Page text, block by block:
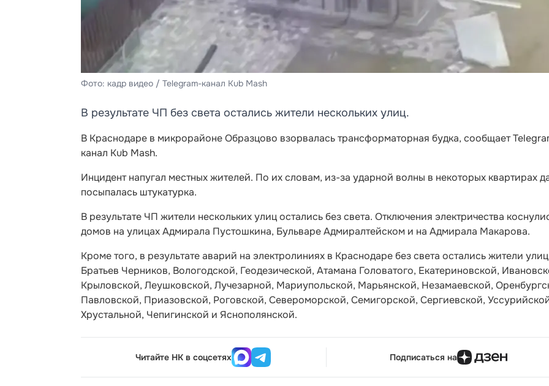
Фото: кадр видео / Telegram-канал Kub Mash
В результате ЧП без света остались жители нескольких улиц.
В Краснодаре в микрорайоне Образцово взорвалась трансформаторная будка, сообщает
канал Kub Mash.
Инцидент напугал местных жителей. По их словам, из-за ударной волны в некоторых квартирах
посыпалась штукатурка.
В результате ЧП жители нескольких улиц остались без света. Отключения электричества
домов на улицах Адмирала Пустошкина, Бульваре Адмиралтейском и на Адмирала Макарова.
Кроме того, в результате аварий на электролиниях в Краснодаре без света остались жители улиц
Братьев Черников, Вологодской, Геодезической, Атамана Головатого, Екатериновской,
Крыловской, Леушковской, Лучезарной, Мариупольской, Марьянской, Незамаевской,
Павловской, Приазовской, Роговской, Североморской, Семигорской, Сергиевской,
Хрустальной, Чепигинской и Яснополянской.
Читайте НК в соцсетях Подписаться на